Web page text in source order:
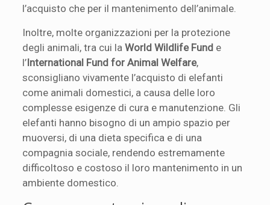
l’acquisto che per il mantenimento dell’animale.
Inoltre, molte organizzazioni per la protezione
degli animali, tra cui laWorld Wildlife Fund e
l’International Fund for Animal Welfare,
sconsigliano vivamente l’acquisto di elefanti
come animali domestici, a causa delle loro
complesse esigenze di cura e manutenzione. Gli
elefanti hanno bisogno di un ampio spazio per
muoversi, di una dieta specifica e di una
compagnia sociale, rendendo estremamente
difficoltoso e costoso il loro mantenimento in un
ambiente domestico.